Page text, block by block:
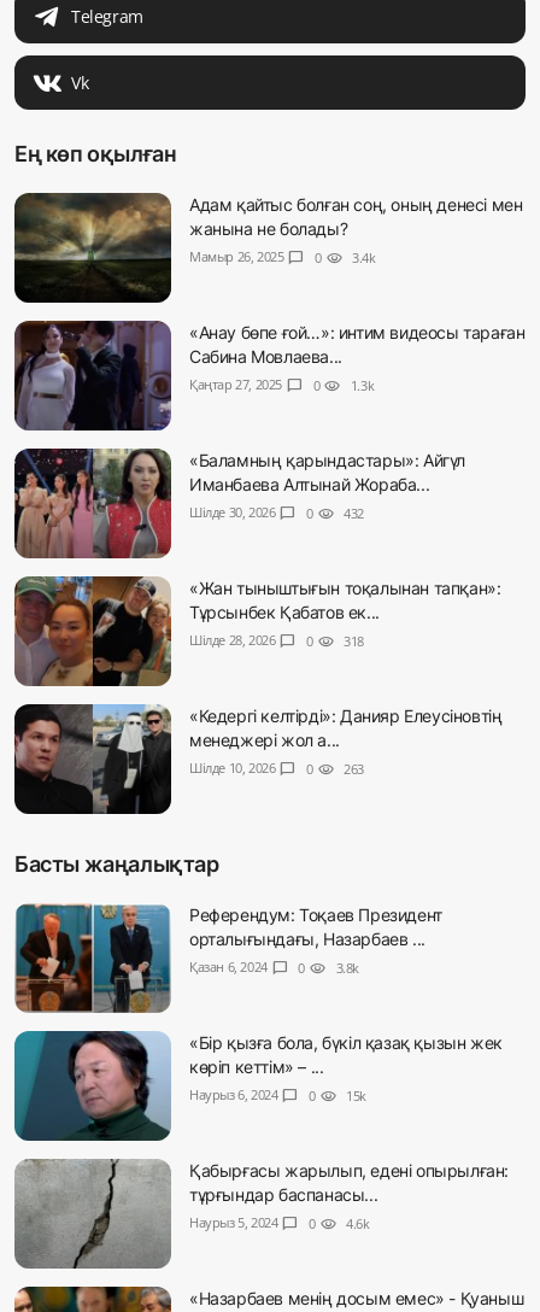
Telegram
Vk
Ең көп оқылған
Адам қайтыс болған соң, оның денесі мен
жанына не болады?
Мамыр 26, 2025 chat_bubble 0 visibility 3.4k
«Анау бөпе ғой…»: интим видеосы тараған
Сабина Мовлаева...
Қаңтар 27, 2025 chat_bubble 0 visibility 1.3k
«Баламның қарындастары»: Айгүл
Иманбаева Алтынай Жораба...
Шілде 30, 2026 chat_bubble 0 visibility 432
«Жан тыныштығын тоқалынан тапқан»:
Тұрсынбек Қабатов ек...
Шілде 28, 2026 chat_bubble 0 visibility 318
«Кедергі келтірді»: Данияр Елеусіновтің
менеджері жол а...
Шілде 10, 2026 chat_bubble 0 visibility 263
Басты жаңалықтар
Референдум: Тоқаев Президент
орталығындағы, Назарбаев ...
Қазан 6, 2024 chat_bubble 0 visibility 3.8k
«Бір қызға бола, бүкіл қазақ қызын жек
көріп кеттім» – ...
Наурыз 6, 2024 chat_bubble 0 visibility 15k
Қабырғасы жарылып, едені опырылған:
тұрғындар баспанасы...
Наурыз 5, 2024 chat_bubble 0 visibility 4.6k
«Назарбаев менің досым емес» - Қуаныш